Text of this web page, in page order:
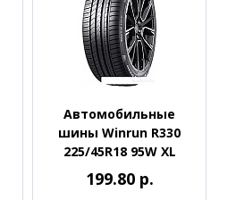
Автомобильные
шины Winrun R330
225/45R18 95W XL
199.80 р.